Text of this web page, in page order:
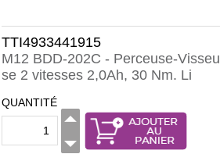
TTI4933441915
M12 BDD-202C - Perceuse-Visseu
se 2 vitesses 2,0Ah, 30 Nm. Li
QUANTITÉ